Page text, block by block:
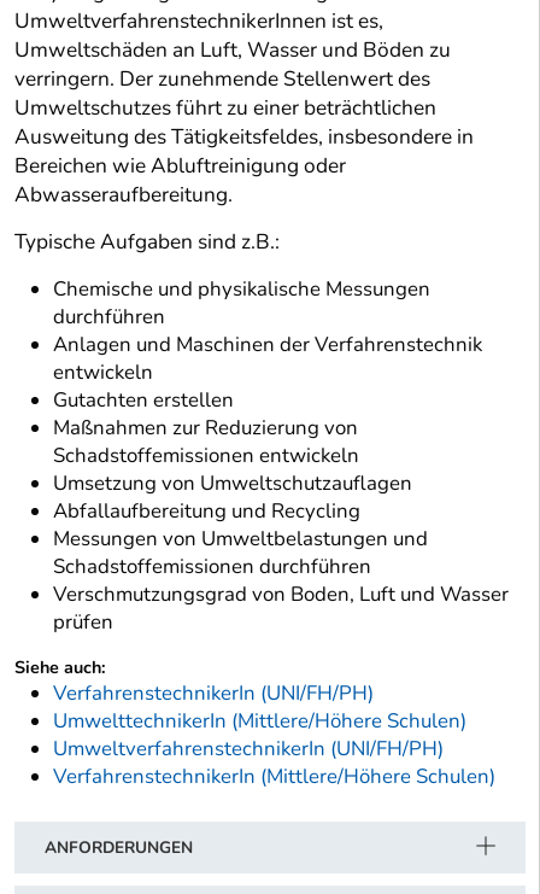
UmweltverfahrenstechnikerInnen ist es,
Umweltschäden an Luft, Wasser und Böden zu
verringern. Der zunehmende Stellenwert des
Umweltschutzes führt zu einer beträchtlichen
Ausweitung des Tätigkeitsfeldes, insbesondere in
Bereichen wie Abluftreinigung oder
Abwasseraufbereitung.
Typische Aufgaben sind z.B.:
Chemische und physikalische Messungen
durchführen
Anlagen und Maschinen der Verfahrenstechnik
entwickeln
Gutachten erstellen
Maßnahmen zur Reduzierung von
Schadstoffemissionen entwickeln
Umsetzung von Umweltschutzauflagen
Abfallaufbereitung und Recycling
Messungen von Umweltbelastungen und
Schadstoffemissionen durchführen
Verschmutzungsgrad von Boden, Luft und Wasser
prüfen
Siehe auch:
VerfahrenstechnikerIn (UNI/FH/PH)
UmwelttechnikerIn (Mittlere/Höhere Schulen)
UmweltverfahrenstechnikerIn (UNI/FH/PH)
VerfahrenstechnikerIn (Mittlere/Höhere Schulen)
ANFORDERUNGEN